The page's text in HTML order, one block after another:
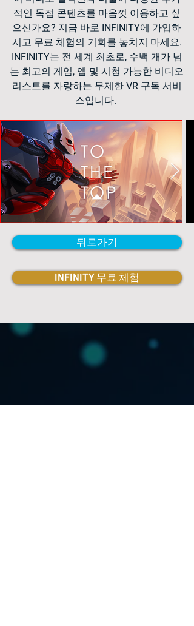
적인 독점 콘텐츠를 마음껏 이용하고 싶
으신가요? 지금 바로 INFINITY에 가입하
시고 무료 체험의 기회를 놓치지 마세요.
INFINITY는 전 세계 최초로, 수백 개가 넘
는 최고의 게임, 앱 및 시청 가능한 비디오
리스트를 자랑하는 무제한 VR 구독 서비
스입니다.
뒤로가기
INFINITY 무료 체험